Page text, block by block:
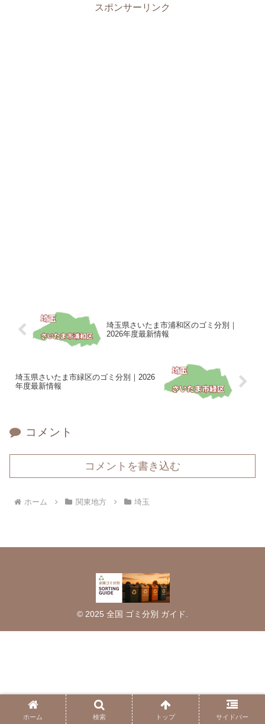
スポンサーリンク
埼玉県さいたま市浦和区のゴミ分別｜
2026年度最新情報
埼玉県さいたま市緑区のゴミ分別｜2026
年度最新情報
コメント
コメントを書き込む
ホーム 関東地方 埼玉
© 2025 全国 ゴミ分別 ガイド.
ホーム 検索 トップ サイドバー